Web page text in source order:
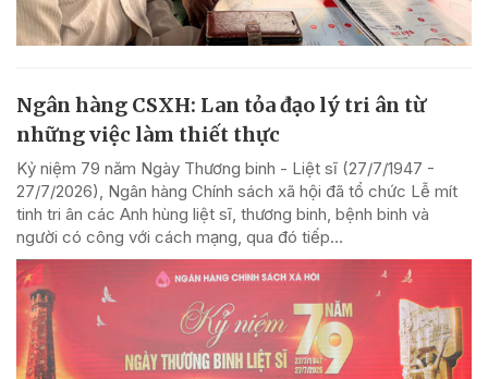
Ngân hàng CSXH: Lan tỏa đạo lý tri ân từ
những việc làm thiết thực
Kỷ niệm 79 năm Ngày Thương binh - Liệt sĩ (27/7/1947 -
27/7/2026), Ngân hàng Chính sách xã hội đã tổ chức Lễ mít
tinh tri ân các Anh hùng liệt sĩ, thương binh, bệnh binh và
người có công với cách mạng, qua đó tiếp...